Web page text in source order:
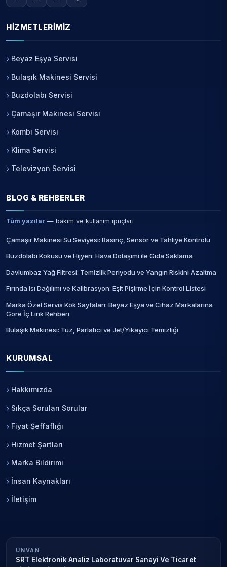
HIZMETLERIMIZ
Beyaz Eşya Servisi
Bulaşık Makinesi Servisi
Buzdolabı Servisi
Çamaşır Makinesi Servisi
Kombi Servisi
Klima Servisi
Televizyon Servisi
BLOG & REHBERLER
Tüm yazılar — bakım ve kullanım ipuçları
Çamaşır Makinesi Su Seviyesi: Basınç, Sensör ve Tahliye Kontrolü
Buzdolabı Kokusu ve Hijyen: Hava Dolaşımı ile Gıda Saklama
Davlumbaz Yağ Filtresi: Temizlik Periyodu ve Yangın Riskini Azaltma
Fırında Isı Dağılımı ve Kalibrasyon: Eşit Pişirme İçin Kontrol Listesi
Marka Özel Servis Kök Sayfaları: Beyaz Eşya ve Cihaz Markalarına
Göre İç Link Rehberi
Bulaşık Makinesi: Tuz, Parlatıcı ve Jet/Yıkayici Temizliği
KURUMSAL
Hakkımızda
Sıkça Sorulan Sorular
Fiyat Şeffaflığı
Hizmet Şartları
Marka Bildirimi
İnsan Kaynakları
İletişim
UNVAN
SRT Elektronik Analiz Laboratuvar Sanayi Ve Ticaret